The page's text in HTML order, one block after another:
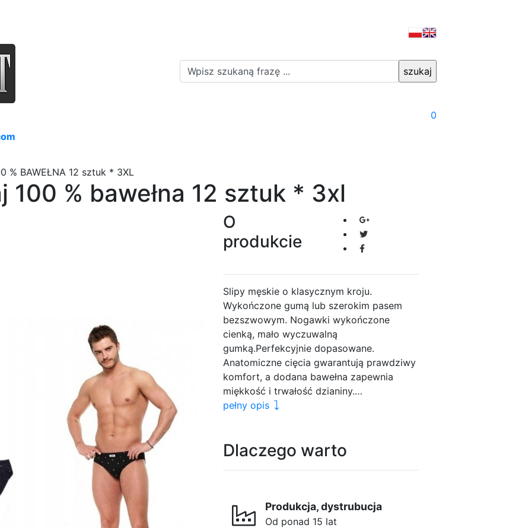
0
% BAWEŁNA 12 sztuk * 3XL
100 % bawełna 12 sztuk * 3xl
O
produkcie
Slipy męskie o klasycznym kroju.
Wykończone gumą lub szerokim pasem
bezszwowym. Nogawki wykończone
cienką, mało wyczuwalną
gumką.Perfekcyjnie dopasowane.
Anatomiczne cięcia gwarantują prawdziwy
komfort, a dodana bawełna zapewnia
miękkość i trwałość dzianiny.…
pełny opis
Dlaczego warto
Produkcja, dystrubucja
Od ponad 15 lat